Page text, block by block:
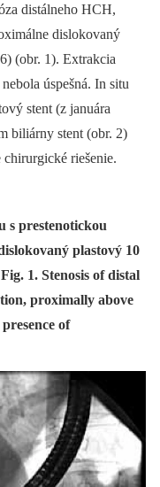
distálneho HCH,
dislokovaný
(obr. 1). Extrakcia
úspešná. In situ
stent (z januára
biliárny stent (obr. 2)
riešenie.
s prestenotickou
plastový 10
1. Stenosis of distal
proximally above
of